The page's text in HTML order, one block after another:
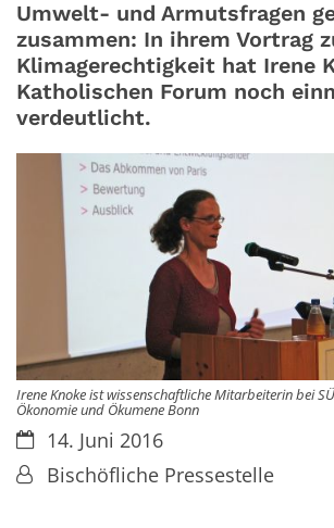
Umwelt- und Armutsfragen
zusammen: In ihrem Vortrag
Klimagerechtigkeit hat Irene
Katholischen Forum noch
verdeutlicht.
Irene Knoke ist wissenschaftliche Mitarbeiterin bei
Ökonomie und Ökumene Bonn
Datum:14. Juni 2016
Von:Bischöfliche Pressestelle